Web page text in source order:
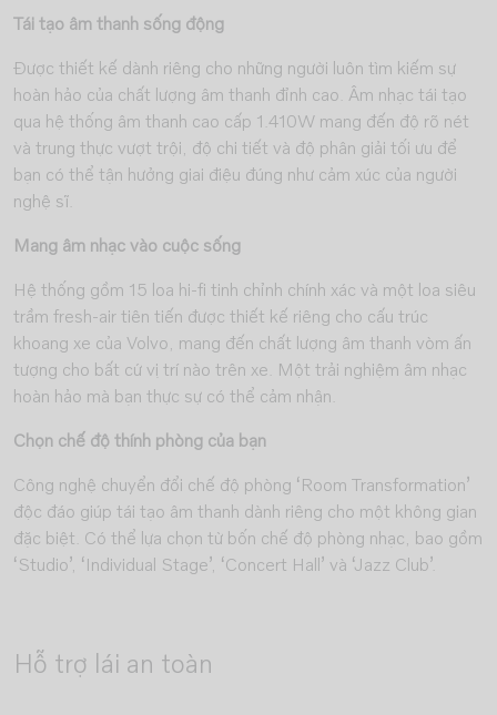
Tái tạo âm thanh sống động
Được thiết kế dành riêng cho những người luôn tìm kiếm sự
hoàn hảo của chất lượng âm thanh đỉnh cao. Âm nhạc tái tạo
qua hệ thống âm thanh cao cấp 1.410W mang đến độ rõ nét
và trung thực vượt trội, độ chi tiết và độ phân giải tối ưu để
bạn có thể tận hưởng giai điệu đúng như cảm xúc của người
nghệ sĩ.
Mang âm nhạc vào cuộc sống
Hệ thống gồm 15 loa hi-fi tinh chỉnh chính xác và một loa siêu
trầm fresh-air tiên tiến được thiết kế riêng cho cấu trúc
khoang xe của Volvo, mang đến chất lượng âm thanh vòm ấn
tượng cho bất cứ vị trí nào trên xe. Một trải nghiệm âm nhạc
hoàn hảo mà bạn thực sự có thể cảm nhận.
Chọn chế độ thính phòng của bạn
Công nghệ chuyển đổi chế độ phòng ‘Room Transformation’
độc đáo giúp tái tạo âm thanh dành riêng cho một không gian
đặc biệt. Có thể lựa chọn từ bốn chế độ phòng nhạc, bao gồm
‘Studio’, ‘Individual Stage’, ‘Concert Hall’ và ‘Jazz Club’.
Hỗ trợ lái an toàn